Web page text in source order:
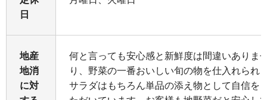
日
地産
地消
に対
何と言っても安心感と新鮮度は間違いありま
り、野菜の一番おいしい旬の物を仕入れられ
サラダはもちろん単品の添え物として自信を